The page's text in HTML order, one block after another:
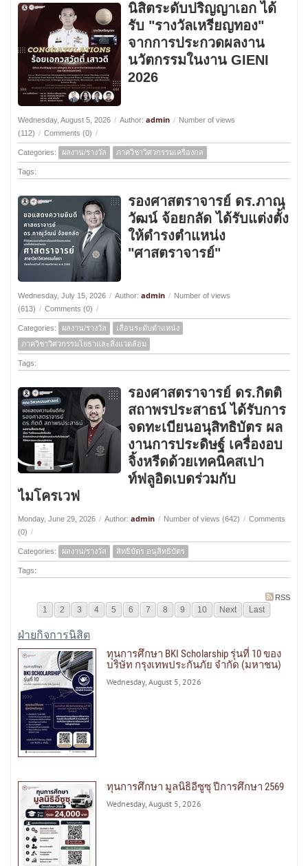
นิสิตระดับปริญญาเอก ได้
รับ "รางวัลเหรียญทอง"
จากการประกวดผลงาน
นวัตกรรมในงาน GIENI
2026
Wednesday, August 5, 2026 / Author: admin / Number of views
(112) / Comments (0) /
Categories: ผลงาน/รางวัล ภาควิชาวิศวกรรมเครื่องกล
Tags:
รองศาสตราจารย์ ดร.ภาณุ
วัฒน์ จ้อยกลัด ได้รับแต่งตั้ง
ให้ดำรงตำแหน่ง
"ศาสตราจารย์"
Wednesday, July 15, 2026 / Author: admin / Number of views
(613) / Comments (0) /
Categories: ผลงาน/รางวัล
เลื่อนระดับตำแหน่ง
ภาควิชาวิศวกรรมโยธาและสิ่งแวดล้อม
Tags:
รองศาสตราจารย์ ดร.กิตติ
สถาพรประสาธน์ ได้รับการ
จดทะเบียนอนุสิทธิบัตร ผล
งานการประดิษฐ์ เครื่องอบ
จิ้งหรีดด้วยเทคนิคสเปา
ท์ฟลูอิดเบดร่วมกับ
ไมโครเวฟ
Monday, June 29, 2026 / Author: admin / Number of views (642) / Comments
(0) /
Categories: ผลงาน/รางวัล สิทธิบัตร อนุสิทธิบัตร
Tags:
RSS
1 2 3 4 5 6 7 8 9 10 Next Last
ฝ่ายกิจการนิสิต
ทุนการศึกษา BKI Scholarship รุ่นที่ 10 ของ
บริษัท กรุงเทพประกันภัย จำกัด (มหาชน)
Wednesday, August 5, 2026
ทุนการศึกษา มูลนิธิอีซูซุ ปีการศึกษา 2569
Wednesday, August 5, 2026